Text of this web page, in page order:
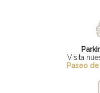
Visita
Paseo